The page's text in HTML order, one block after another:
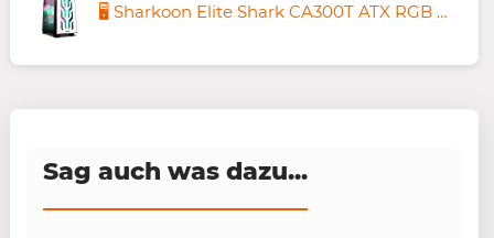
🖥️ Sharkoon Elite Shark CA300T ATX RGB PC-Gehäuse für 79,99€ (statt 160€)
Sag auch was dazu...